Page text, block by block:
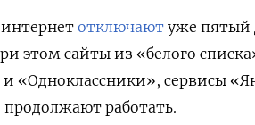
отключают уже пятый
этом сайты из «белого
«Одноклассники», сервисы
продолжают работать.